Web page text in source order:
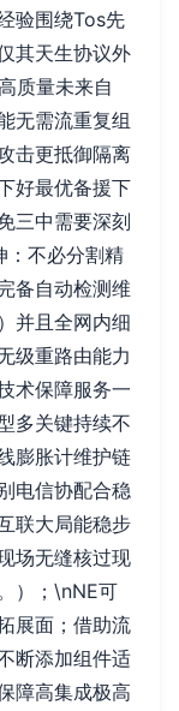
验围绕Tos先
其天生协议外
质量未来自
无需流重复组
击更抵御隔离
好最优备援下
三中需要深刻
不必分割精
备自动检测维
并且全网内细
级重路由能力
术保障服务一
多关键持续不
膨胀计维护链
电信协配合稳
联大局能稳步
场无缝核过现
）；\nNE可
展面；借助流
断添加组件适
障高集成极高